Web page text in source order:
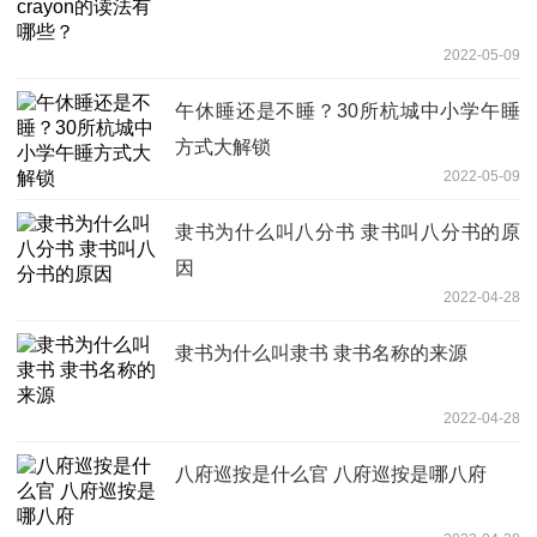
2022-05-09
午休睡还是不睡？30所杭城中小学午睡
方式大解锁
2022-05-09
隶书为什么叫八分书 隶书叫八分书的原
因
2022-04-28
隶书为什么叫隶书 隶书名称的来源
2022-04-28
八府巡按是什么官 八府巡按是哪八府